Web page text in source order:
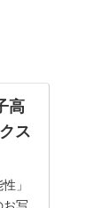
高
ス
」
お写